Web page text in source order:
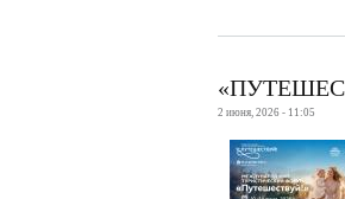
2 июня, 2026 - 11:05